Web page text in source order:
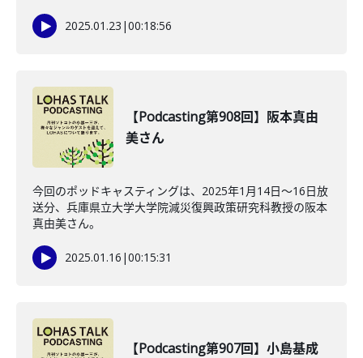
2025.01.23 |00:18:56
【Podcasting第908回】阪本真由
美さん
今回のポッドキャスティングは、2025年1月14日～16日放
送分、兵庫県立大学大学院減災復興政策研究科教授の阪本
真由美さん。
2025.01.16 |00:15:31
【Podcasting第907回】小島基成